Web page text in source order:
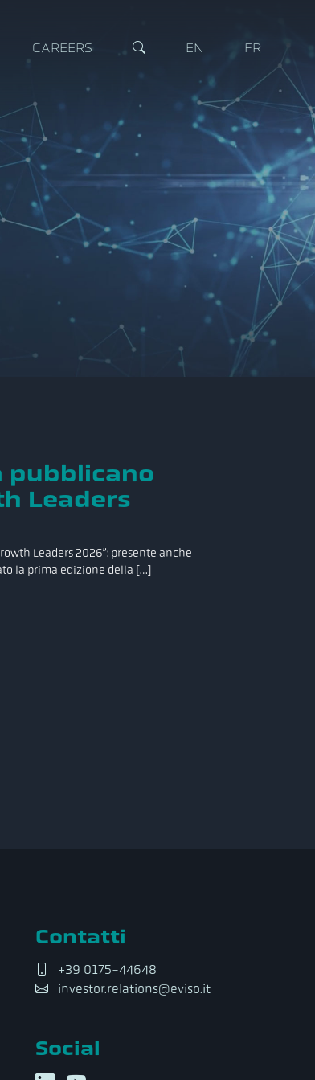
CAREERS EN FR
pubblicano
Leaders
Leaders 2026”: presente anche
la prima edizione della […]
Contatti
+39 0175-44648
investor.relations@eviso.it
Social